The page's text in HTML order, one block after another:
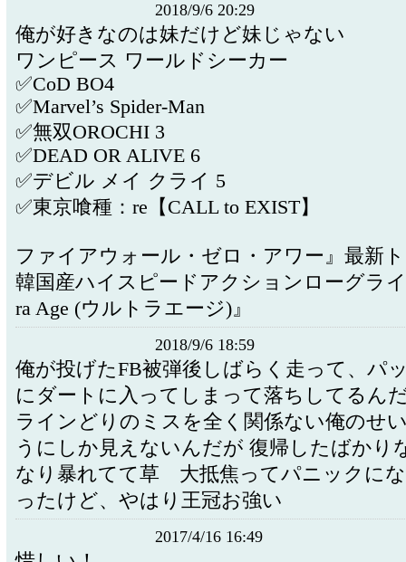
2018/9/6 20:29
俺が好きなのは妹だけど妹じゃない
ワンピース ワールドシーカー
✅CoD BO4
✅Marvel’s Spider-Man
✅無双OROCHI 3
✅DEAD OR ALIVE 6
✅デビル メイ クライ 5
✅東京喰種：re【CALL to EXIST】
ファイアウォール・ゼロ・アワー』最新
韓国産ハイスピードアクションローグラ
ra Age (ウルトラエージ)』
2018/9/6 18:59
俺が投げたFB被弾後しばらく走って、パ
にダートに入ってしまって落ちしてるん
ラインどりのミスを全く関係ない俺のせ
うにしか見えないんだが 復帰したばかり
なり暴れてて草 大抵焦ってパニックに
ったけど、やはり王冠お強い
2017/4/16 16:49